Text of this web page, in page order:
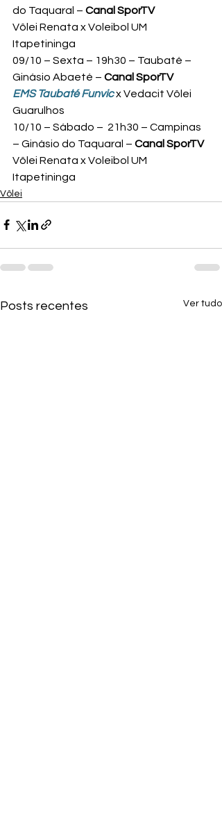
do Taquaral – Canal SporTV
Vôlei Renata x Voleibol UM
Itapetininga
09/10 – Sexta – 19h30 – Taubaté –
Ginásio Abaeté – Canal SporTV
EMS Taubaté Funvic x Vedacit Vôlei
Guarulhos
10/10 – Sábado –  21h30 – Campinas
– Ginásio do Taquaral – Canal SporTV
Vôlei Renata x Voleibol UM
Itapetininga
Vôlei
Posts recentes Ver tudo